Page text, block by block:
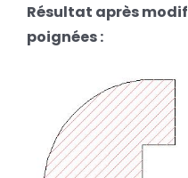
Résultat après
poignées :